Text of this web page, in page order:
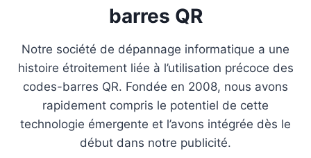
barres QR
Notre société de dépannage informatique a une
histoire étroitement liée à l’utilisation précoce des
codes-barres QR. Fondée en 2008, nous avons
rapidement compris le potentiel de cette
technologie émergente et l’avons intégrée dès le
début dans notre publicité.